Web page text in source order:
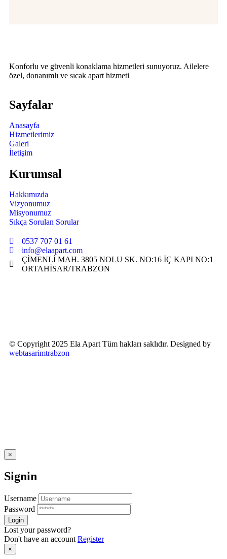
Konforlu ve güvenli konaklama hizmetleri sunuyoruz. Ailelere
özel, donanımlı ve sıcak apart hizmeti
Sayfalar
Anasayfa
Hizmetlerimiz
Galeri
İletişim
Kurumsal
Hakkımızda
Vizyonumuz
Misyonumuz
Sıkça Sorulan Sorular
0537 707 01 61
info@elaapart.com
ÇİMENLİ MAH. 3805 NOLU SK. NO:16 İÇ KAPI NO:1
ORTAHİSAR/TRABZON
© Copyright 2025 Ela Apart Tüm hakları saklıdır. Designed by
webtasarimtrabzon
×
Signin
Username
Password
Lost your password?
Don't have an account Register
×